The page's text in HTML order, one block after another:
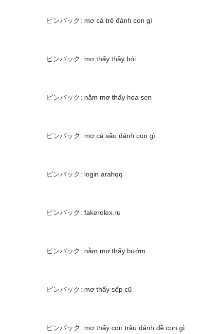
ピンバック: mơ cá trê đánh con gì
ピンバック: mơ thấy thầy bói
ピンバック: nằm mơ thấy hoa sen
ピンバック: mơ cá sấu đánh con gì
ピンバック: login arahqq
ピンバック: fakerolex.ru
ピンバック: nằm mơ thấy bướm
ピンバック: mơ thấy sếp cũ
ピンバック: mơ thấy con trâu đánh đề con gì